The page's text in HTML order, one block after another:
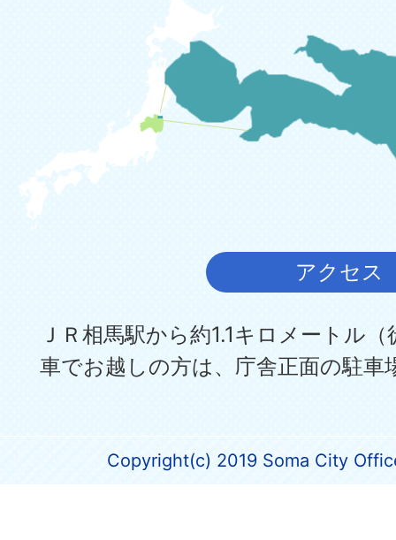
アクセス
ＪＲ相馬駅から約1.1キロメートル
車でお越しの方は、庁舎正面の駐車
Copyright(c) 2019 Soma City